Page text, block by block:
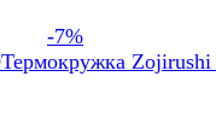
-7%
Термокружка